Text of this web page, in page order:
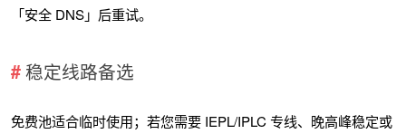
「安全 DNS」后重试。
稳定线路备选
免费池适合临时使用；若您需要 IEPL/IPLC 专线、晚高峰稳定或